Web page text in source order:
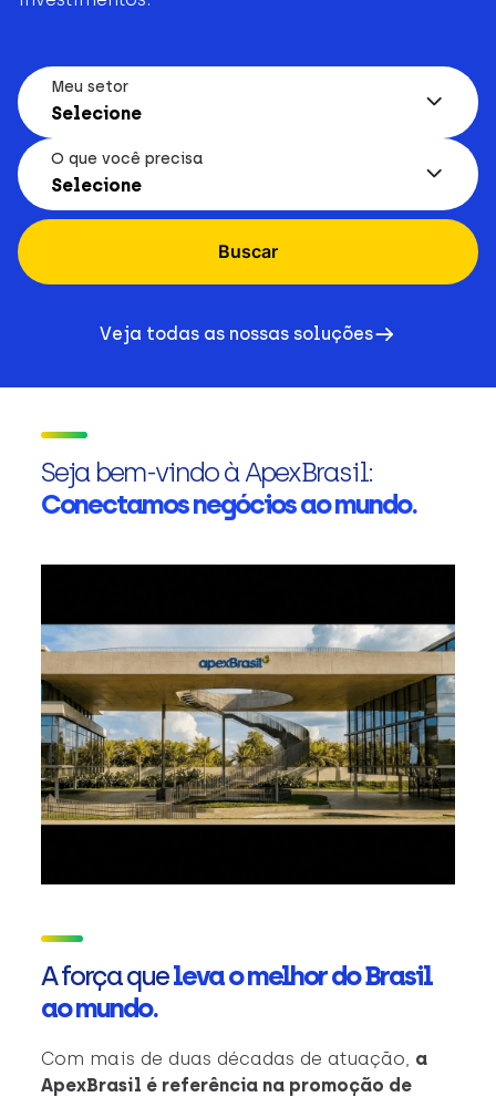
Meu setor
Selecione
O que você precisa
Selecione
Buscar
Veja todas as nossas soluções
Seja bem-vindo à ApexBrasil:
Conectamos negócios ao mundo.
A força queleva o melhor do Brasil
ao mundo.
Com mais de duas décadas de atuação, a
ApexBrasil é referência na promoção de